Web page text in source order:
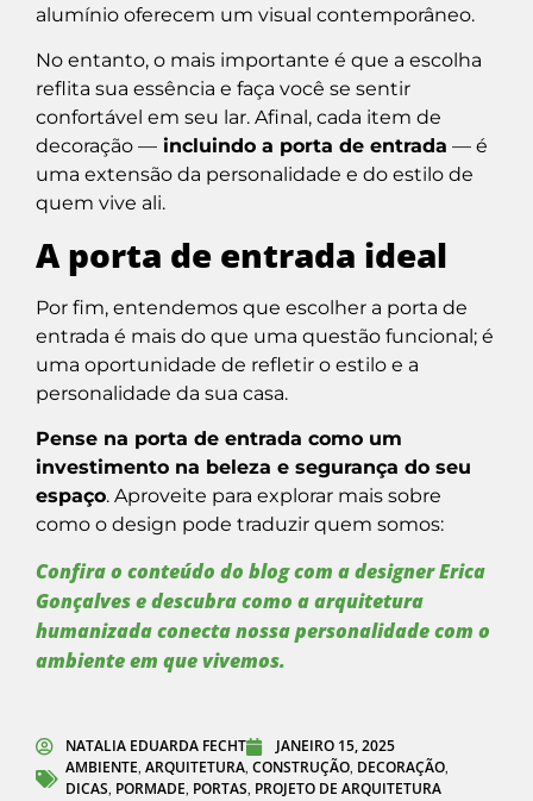
alumínio oferecem um visual contemporâneo.
No entanto, o mais importante é que a escolha
reflita sua essência e faça você se sentir
confortável em seu lar. Afinal, cada item de
decoração — incluindo a porta de entrada — é
uma extensão da personalidade e do estilo de
quem vive ali.
A porta de entrada ideal
Por fim, entendemos que escolher a porta de
entrada é mais do que uma questão funcional; é
uma oportunidade de refletir o estilo e a
personalidade da sua casa.
Pense na porta de entrada como um
investimento na beleza e segurança do seu
espaço. Aproveite para explorar mais sobre
como o design pode traduzir quem somos:
Confira o conteúdo do blog com a designer Erica
Gonçalves e descubra como a arquitetura
humanizada conecta nossa personalidade com o
ambiente em que vivemos.
NATALIA EDUARDA FECHT
JANEIRO 15, 2025
AMBIENTE, ARQUITETURA, CONSTRUÇÃO, DECORAÇÃO,
DICAS, PORMADE, PORTAS, PROJETO DE ARQUITETURA